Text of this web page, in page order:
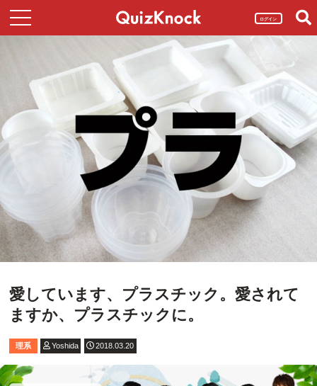
ログイン
愛しています、プラスチック。愛されて
ますか、プラスチックに。
理系 Yoshida 2018.03.20